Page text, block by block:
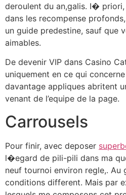
deroulent du an,galis. I�
dans les recompense
un guide predestine, sauf que
aimables.
De devenir VIP dans Casino
uniquement en ce qui
davantage appliques abritent
venant de l’equipe de la page.
Carrousels
Pour finir, avec deposer
l�egard de pili-pili dans ma
neuf tournoi environ regle,. Au
conditions different. Mais par